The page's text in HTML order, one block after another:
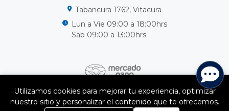
Tabancura 1762, Vitacura
Lun a Vie 09:00 a 18:00hrs
Sab 09:00 a 13:00hrs
HSC Sistemas Hidricos Spa © 2026
Utilizamos cookies para mejorar tu experiencia, optimizar
nuestro sitio y personalizar el contenido que te ofrecemos.